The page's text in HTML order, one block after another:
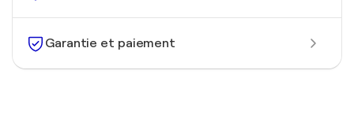
Garantie et paiement